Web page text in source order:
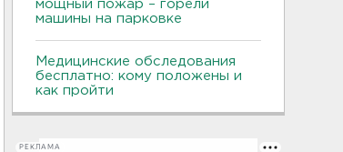
мощный пожар – горели
машины на парковке
Медицинские обследования
бесплатно: кому положены и
как пройти
РЕКЛАМА